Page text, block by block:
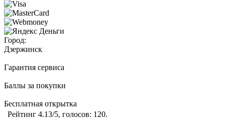
Город:
Дзержинск
Гарантия сервиса
Баллы за покупки
Бесплатная открытка
Рейтинг 4.13/5, голосов: 120.